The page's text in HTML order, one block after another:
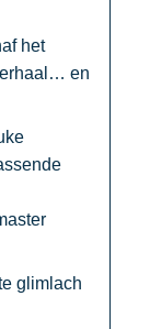
het
en
glimlach